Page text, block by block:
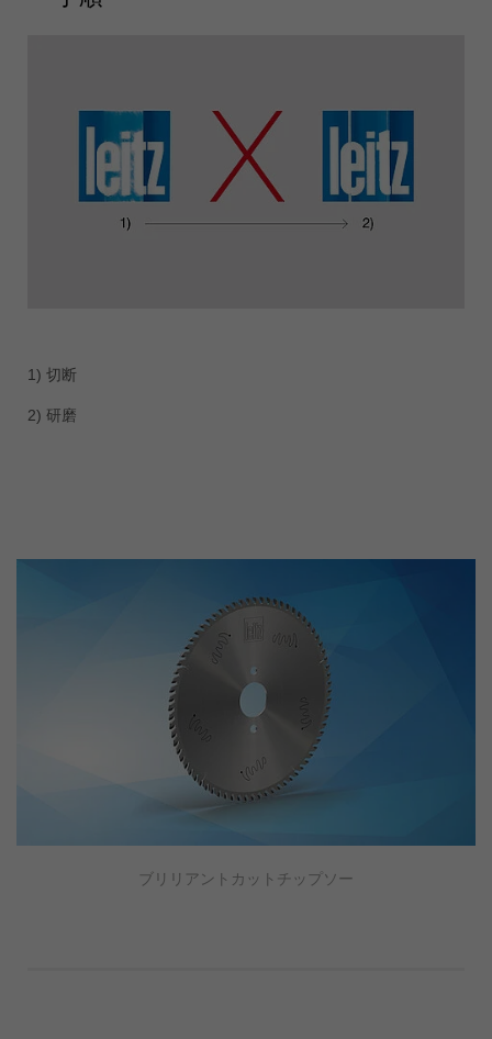
1) 切断
2) 研磨
ブリリアントカットチップソー